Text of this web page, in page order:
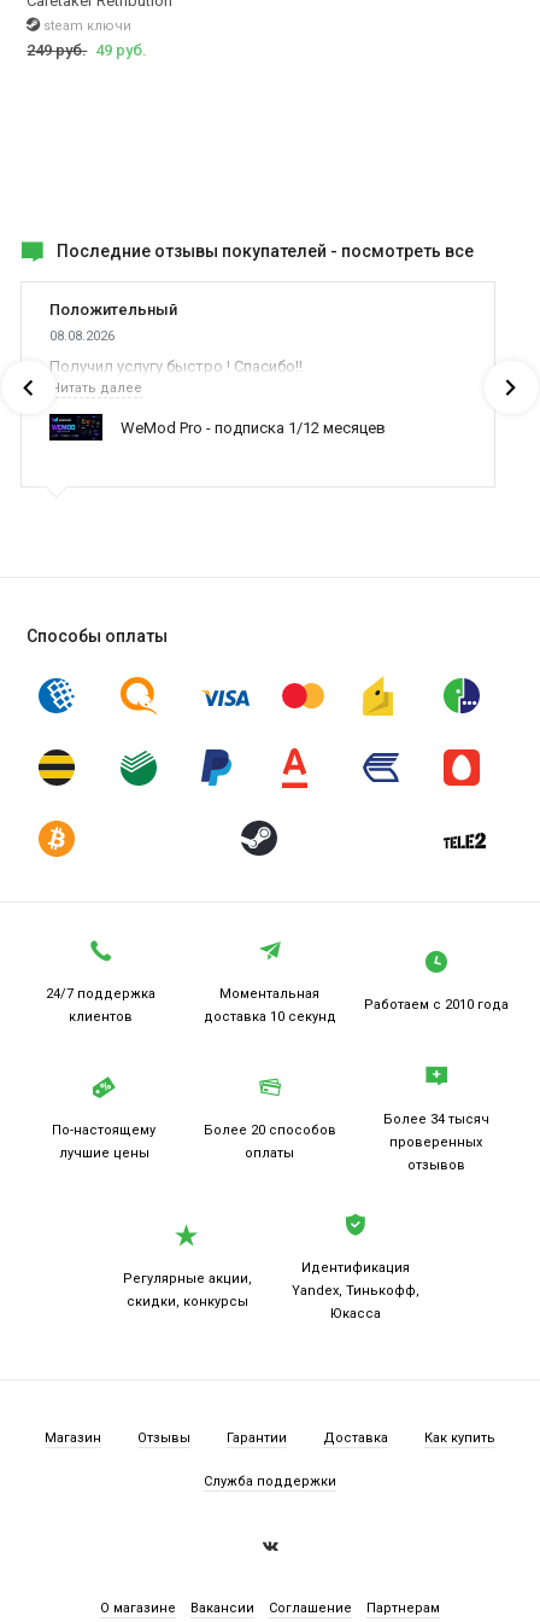
steam ключи
249 руб. 49 руб.
Последние отзывы покупателей - посмотреть все
Положительный
08.08.2026
Получил услугу быстро ! Спасибо!!
Читать далее
WeMod Pro - подписка 1/12 месяцев
Способы оплаты
24/7 поддержка
клиентов
Моментальная
доставка 10 секунд
Работаем с 2010 года
По-настоящему
лучшие цены
Более 20 способов
оплаты
Более 34 тысяч
проверенных
отзывов
Регулярные акции,
скидки, конкурсы
Идентификация
Yandex, Тинькофф,
Юкасса
Магазин Отзывы Гарантии Доставка Как купить
Служба поддержки
О магазине Вакансии Соглашение Партнерам